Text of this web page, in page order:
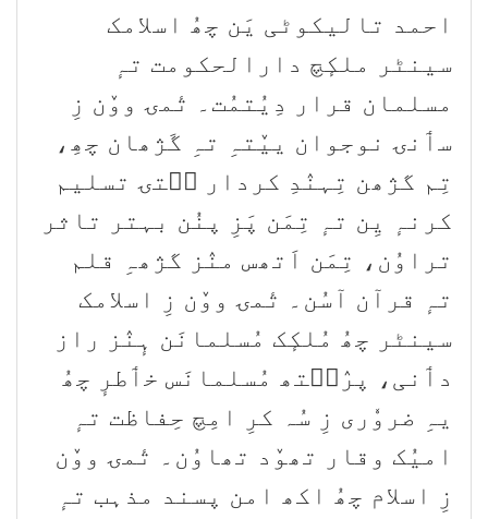
احمد تالیکوٹی یَن چھُ اسلامک
سینٹر ملکٕچ دارالحکومت تہٕ
مسلمان قرار دِیُتمُت۔ تٔمۍ ووٚن زِ
سٲنۍ نوجوان ییٚتہِ تہِ گَژھان چھِ،
تِم گژھن تِہنٛدِ کردار سۭتۍ تسلیم
کرنہٕ یِن تہٕ تِمَن پَزِ پنُن بہتر تاثر
تراوُن، تِمَن اَتھس منٛز گژھہِ قلم
تہٕ قرآن آسُن۔ تٔمۍ ووٚن زِ اسلامک
سینٹر چھُ مُلکٕک مُسلمانَن ہٕنٛز راز
دٲنی، پرٛٮ۪تھ مُسلمانَس خٲطرٕ چھُ
یہِ ضروٗری زِ سُہ کرِ امِچ حِفاظت تہٕ
امیُک وقار تھوٚد تھاوُن۔ تٔمۍ ووٚن
زِ اسلام چھُ اکھ امن پسند مذہب تہٕ